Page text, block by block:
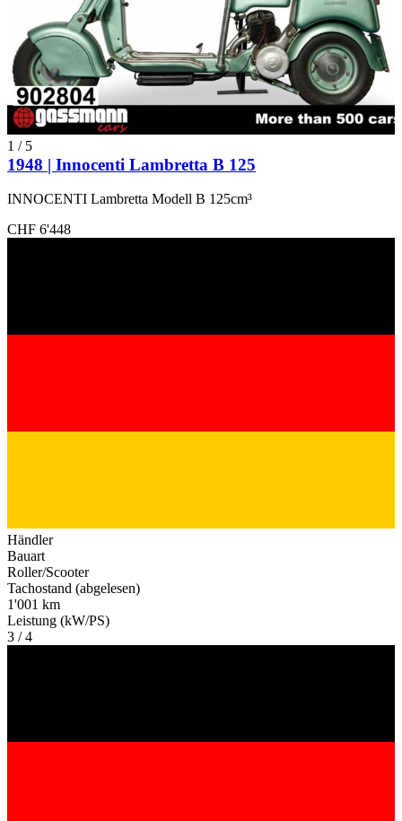
1 / 5
1948 | Innocenti Lambretta B 125
INNOCENTI Lambretta Modell B 125cm³
CHF 6'448
Händler
Bauart
Roller/Scooter
Tachostand (abgelesen)
1'001 km
Leistung (kW/PS)
3 / 4